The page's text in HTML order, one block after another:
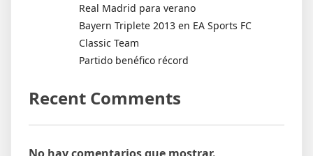
Real Madrid para verano
Bayern Triplete 2013 en EA Sports FC
Classic Team
Partido benéfico récord
Recent Comments